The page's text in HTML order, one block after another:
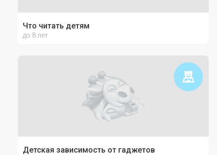
Что читать детям
до 8 лет
Детская зависимость от гаджетов